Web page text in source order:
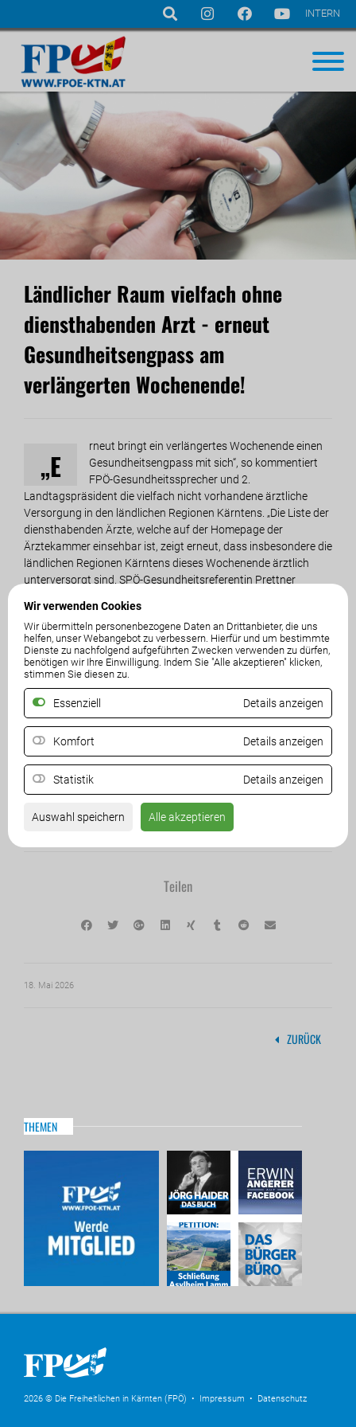
Navigation
überspringen
Wir verwenden Cookies
Wir übermitteln personenbezogene Daten an Drittanbieter, die uns
helfen, unser Webangebot zu verbessern. Hierfür und um bestimmte
Dienste zu nachfolgend aufgeführten Zwecken verwenden zu dürfen,
benötigen wir Ihre Einwilligung. Indem Sie "Alle akzeptieren" klicken,
stimmen Sie diesen zu.
Essenziell Details anzeigen
Komfort Details anzeigen
Statistik Details anzeigen
Auswahl speichern Alle akzeptieren
INTERN
Ländlicher Raum vielfach ohne
diensthabenden Arzt - erneut
Gesundheitsengpass am
verlängerten Wochenende!
„E
rneut bringt ein verlängertes Wochenende einen
Gesundheitsengpass mit sich“, so kommentiert
FPÖ-Gesundheitssprecher und 2.
Landtagspräsident die vielfach nicht vorhandene ärztliche
Versorgung in den ländlichen Regionen Kärntens. „Die Liste der
diensthabenden Ärzte, welche auf der Homepage der
Ärztekammer einsehbar ist, zeigt erneut, dass insbesondere die
ländlichen Regionen Kärntens dieses Wochenende ärztlich
unterversorgt sind. SPÖ-Gesundheitsreferentin Prettner
Wochenenden Herr zu werden“, so Staudacher. Abermals fallen
leider die Bezirke Spittal und Hermagor besonders negativ auf.
„Es braucht endlich eine landesübergreifende
Koordinationsstelle. Denn es kann nicht sein, dass im
ländlichen Raum tagelang kein Arzt erreichbar ist. Wenn
Sprengel unbesetzt sind, muss es auch unter Einbeziehung der
Fondkrankenhäuser einen Pool von Ärzten geben, die
einspringen“, fordert der 2. Landtagspräsident. Hier sieht
Staudacher die Kärntner Landesregierung gefordert. „Die
Vogel-Strauß-Politik der SPÖ schadet lediglich der Kärntner
Bevölkerung“, so Staudacher abschließend.
Teilen
18. Mai 2026
ZURÜCK
THEMEN
2026 © Die Freiheitlichen in Kärnten (FPÖ) • Impressum • Datenschutz